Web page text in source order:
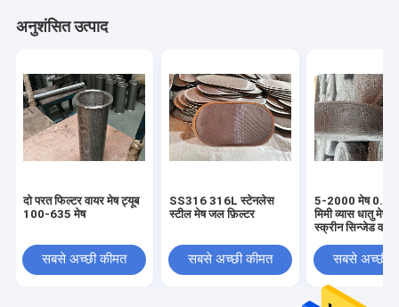
अनुशंसित उत्पाद
दो परत फिल्टर वायर मेष ट्यूब
100-635 मेष
सबसे अच्छी कीमत
SS316 316L स्टेनलेस
स्टील मेष जल फ़िल्टर
सबसे अच्छी कीमत
5-2000 मेष
मिमी व्यास धातु मेष
स्क्रीन सिन्जेड
सबसे अच्छी